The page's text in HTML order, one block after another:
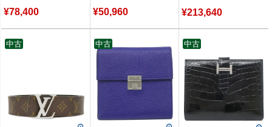
¥78,400 ¥50,960 ¥213,640
中古 中古 中古